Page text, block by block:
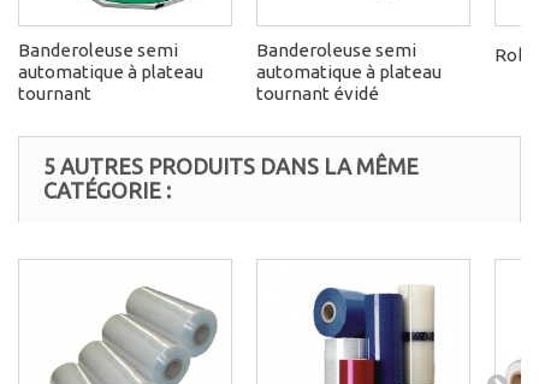
Banderoleuse semi
automatique à plateau
tournant
Banderoleuse semi
automatique à plateau
tournant évidé
5 AUTRES PRODUITS DANS LA MÊME
CATÉGORIE :